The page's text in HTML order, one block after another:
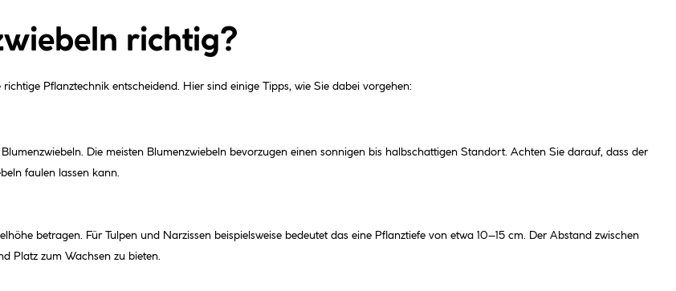
richtig?
Pflanztechnik entscheidend. Hier sind einige Tipps, wie Sie dabei vorgehen:
Die meisten Blumenzwiebeln bevorzugen einen sonnigen bis halbschattigen Standort. Achten Sie darauf, dass der
faulen lassen kann.
betragen. Für Tulpen und Narzissen beispielsweise bedeutet das eine Pflanztiefe von etwa 10–15 cm. Der Abstand zwischen
Platz zum Wachsen zu bieten.